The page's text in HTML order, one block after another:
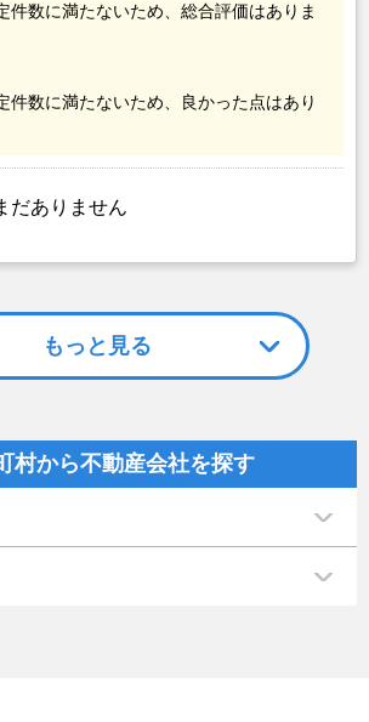
件数に満たないため、総合評価はありま
件数に満たないため、良かった点はあり
だありません
もっと見る
村から不動産会社を探す